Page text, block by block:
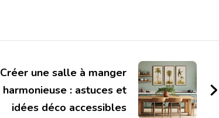
Créer une salle à manger
harmonieuse : astuces et
idées déco accessibles